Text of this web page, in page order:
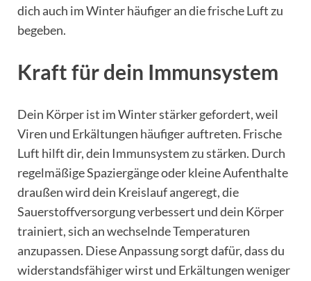
dich auch im Winter häufiger an die frische Luft zu
begeben.
Kraft für dein Immunsystem
Dein Körper ist im Winter stärker gefordert, weil
Viren und Erkältungen häufiger auftreten. Frische
Luft hilft dir, dein Immunsystem zu stärken. Durch
regelmäßige Spaziergänge oder kleine Aufenthalte
draußen wird dein Kreislauf angeregt, die
Sauerstoffversorgung verbessert und dein Körper
trainiert, sich an wechselnde Temperaturen
anzupassen. Diese Anpassung sorgt dafür, dass du
widerstandsfähiger wirst und Erkältungen weniger